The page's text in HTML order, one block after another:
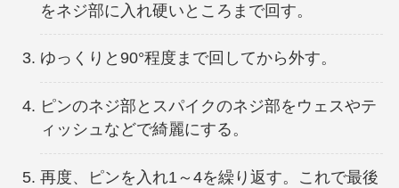
をネジ部に入れ硬いところまで回す。
ゆっくりと90°程度まで回してから外す。
ピンのネジ部とスパイクのネジ部をウェスやテ
ィッシュなどで綺麗にする。
再度、ピンを入れ1～4を繰り返す。これで最後